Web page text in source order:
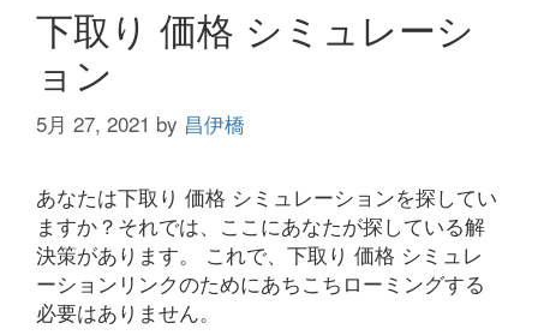
下取り 価格 シミュレーシ
ョン
5月 27, 2021 by 昌伊橋
あなたは下取り 価格 シミュレーションを探してい
ますか？それでは、ここにあなたが探している解
決策があります。 これで、下取り 価格 シミュレ
ーションリンクのためにあちこちローミングする
必要はありません。